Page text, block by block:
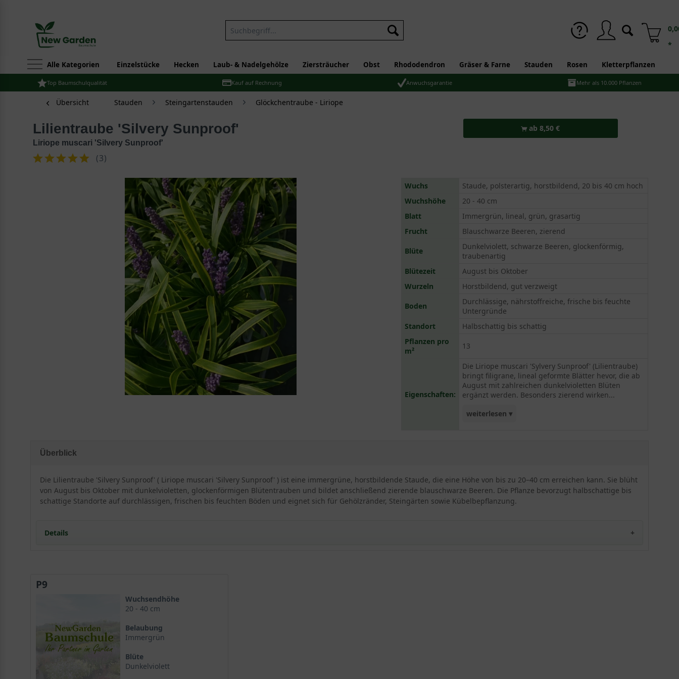
*
Alle Kategorien Einzelstücke Hecken Laub- & Nadelgehölze Ziersträucher Obst Rhododendron Gräser & Farne Stauden Rosen Kletterpflanzen
Top Baumschulqualität Kauf auf Rechnung Anwuchsgarantie Mehr als 10.000 Pflanzen
Übersicht Stauden Steingartenstauden Glöckchentraube - Liriope
Lilientraube 'Silvery Sunproof'
Liriope muscari 'Silvery Sunproof'
(3)
ab 8,50 €
Wuchs
Staude, polsterartig, horstbildend, 20 bis 40 cm hoch
Wuchshöhe
20 - 40 cm
Blatt
Immergrün, lineal, grün, grasartig
Frucht
Blauschwarze Beeren, zierend
Blüte
Dunkelviolett, schwarze Beeren, glockenförmig,
traubenartig
Blütezeit
August bis Oktober
Wurzeln
Horstbildend, gut verzweigt
Boden
Durchlässige, nährstoffreiche, frische bis feuchte
Untergründe
Standort
Halbschattig bis schattig
Pflanzen pro
m²
13
Eigenschaften:
Die Liriope muscari 'Sylvery Sunproof' (Lilientraube)
bringt filigrane, lineal geformte Blätter hevor, die ab
August mit zahlreichen dunkelvioletten Blüten
ergänzt werden. Besonders zierend wirken...
weiterlesen ▾
schattigen Standort auf einem frischen bis
feuchten Untergrund. Zudem ist die auch für die
Bepflanzung kleinerer Gefäße geeignet.
Überblick
Die Lilientraube 'Silvery Sunproof' ( Liriope muscari 'Silvery Sunproof' ) ist eine immergrüne, horstbildende Staude, die eine Höhe von bis zu 20–40 cm erreichen kann. Sie blüht
von August bis Oktober mit dunkelvioletten, glockenförmigen Blütentrauben und bildet anschließend zierende blauschwarze Beeren. Die Pflanze bevorzugt halbschattige bis
schattige Standorte auf durchlässigen, frischen bis feuchten Böden und eignet sich für Gehölzränder, Steingärten sowie Kübelbepflanzung.
Details
Ein herbstlicher Höhepunkt
Der ideale Standort für Liriope muscari
Blüte und Blattwerk der Lilientraube
Die dunkelvioletten Blüten
Das dekorative Laub von 'Silvery Sunproof'
P9
Wuchsendhöhe
20 - 40 cm
Belaubung
Immergrün
Blüte
Dunkelviolett